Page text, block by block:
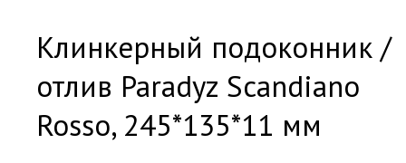
Клинкерный подоконник /
отлив Paradyz Scandiano
Rosso, 245*135*11 мм